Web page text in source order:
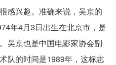
感兴趣。准确来说，吴京的
年4月3日出生在北京市，是
吴京也是中国电影家协会副
队的时间是1989年，这标志